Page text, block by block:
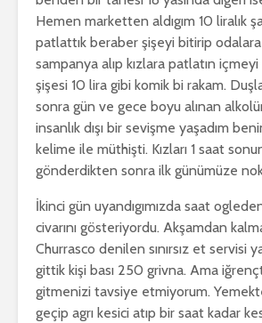
Hemen marketten aldıgım 10 liralık
patlattık beraber şişeyi bitirip
sampanya alıp kızlara patlatın
şişesi 10 lira gibi komik bi rakam.
sonra gün ve gece boyu alınan
insanlık dışı bir sevişme yaşadım
kelime ile müthişti. Kızları 1 saat
gönderdikten sonra ilk günümüze
İkinci gün uyandıgımızda saat
civarını gösteriyordu. Akşamdan
Churrasco denilen sınırsız et servisi
gittik kişi bası 250 grivna. Ama
gitmenizi tavsiye etmiyorum.
geçip agrı kesici atıp bir saat kadar